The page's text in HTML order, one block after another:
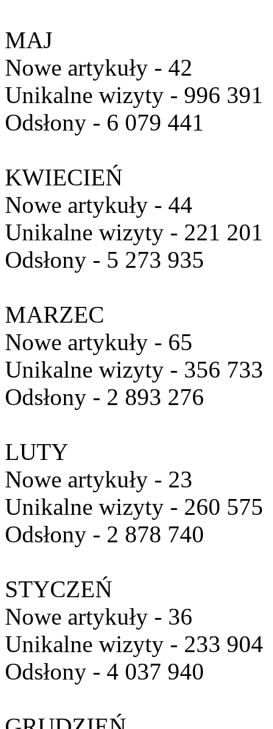
MAJ
Nowe artykuły - 42
Unikalne wizyty - 996 391
Odsłony - 6 079 441
KWIECIEŃ
Nowe artykuły - 44
Unikalne wizyty - 221 201
Odsłony - 5 273 935
MARZEC
Nowe artykuły - 65
Unikalne wizyty - 356 733
Odsłony - 2 893 276
LUTY
Nowe artykuły - 23
Unikalne wizyty - 260 575
Odsłony - 2 878 740
STYCZEŃ
Nowe artykuły - 36
Unikalne wizyty - 233 904
Odsłony - 4 037 940